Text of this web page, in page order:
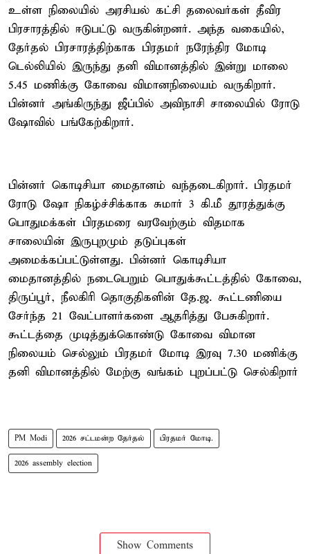
உள்ள நிலையில் அரசியல் கட்சி தலைவர்கள் தீவிர
பிரசாரத்தில் ஈடுபட்டு வருகின்றனர். அந்த வகையில்,
தேர்தல் பிரசாரத்திற்காக பிரதமர் நரேந்திர மோடி
டெல்லியில் இருந்து தனி விமானத்தில் இன்று மாலை
5.45 மணிக்கு கோவை விமானநிலையம் வருகிறார்.
பின்னர் அங்கிருந்து ஜீப்பில் அவிநாசி சாலையில் ரோடு
ஷோவில் பங்கேற்கிறார்.
பின்னர் கொடிசியா மைதானம் வந்தடைகிறார். பிரதமர்
ரோடு ஷோ நிகழ்ச்சிக்காக சுமார் 3 கி.மீ தூரத்துக்கு
பொதுமக்கள் பிரதமரை வரவேற்கும் விதமாக
சாலையின் இருபுறமும் தடுப்புகள்
அமைக்கப்பட்டுள்ளது. பின்னர் கொடிசியா
மைதானத்தில் நடைபெறும் பொதுக்கூட்டத்தில் கோவை,
திருப்பூர், நீலகிரி தொகுதிகளின் தே.ஜ. கூட்டணியை
சேர்ந்த 21 வேட்பாளர்களை ஆதரித்து பேசுகிறார்.
கூட்டத்தை முடித்துக்கொண்டு கோவை விமான
நிலையம் செல்லும் பிரதமர் மோடி இரவு 7.30 மணிக்கு
தனி விமானத்தில் மேற்கு வங்கம் புறப்பட்டு செல்கிறார்
PM Modi 2026 சட்டமன்ற தேர்தல் பிரதமர் மோடி.
2026 assembly election
Show Comments